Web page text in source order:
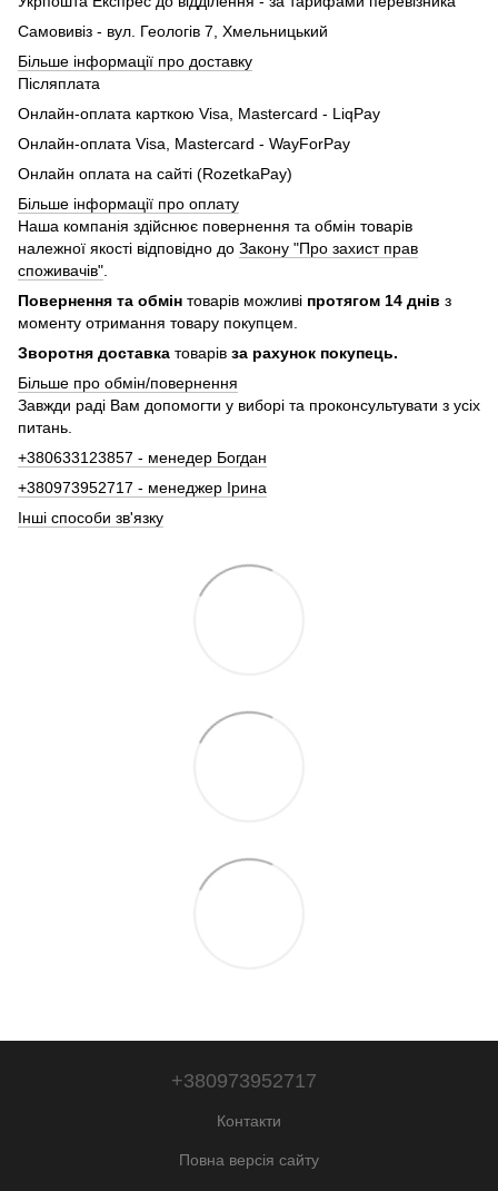
Самовивіз - вул. Геологів 7, Хмельницький
Більше інформації про доставку
Післяплата
Онлайн-оплата карткою Visa, Mastercard - LiqPay
Онлайн-оплата Visa, Mastercard - WayForPay
Онлайн оплата на сайті (RozetkaPay)
Більше інформації про оплату
Наша компанія здійснює повернення та обмін товарів
належної якості відповідно до Закону "Про захист прав
споживачів"
Повернення та обмін товарів можливі протягом 14 днів з
моменту отримання товару покупцем.
Зворотня доставка товарів за рахунок покупець.
Більше про обмін/повернення
Завжди раді Вам допомогти у виборі та проконсультувати з усіх
питань.
+380633123857 - менедер Богдан
+380973952717 - менеджер Ірина
Інші способи зв'язку
+380973952717
Контакти
Повна версія сайту